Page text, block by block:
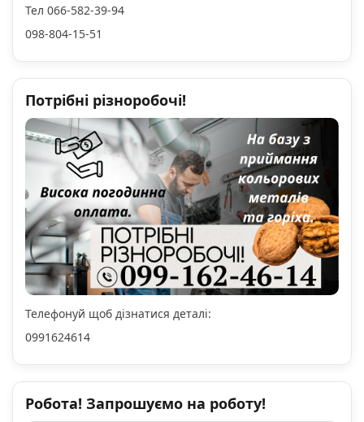
Тел 066-582-39-94
098-804-15-51
Потрібні різноробочі!
Телефонуй щоб дізнатися деталі:
0991624614
Робота! Запрошуємо на роботу!